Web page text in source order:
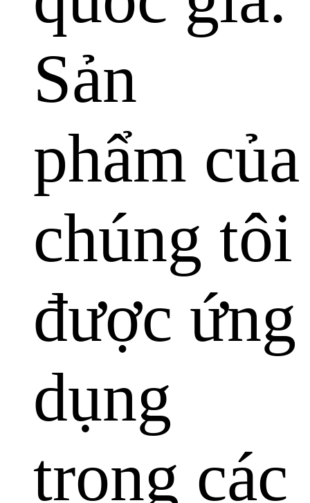
Sản
phẩm của
chúng tôi
được ứng
dụng
trong các